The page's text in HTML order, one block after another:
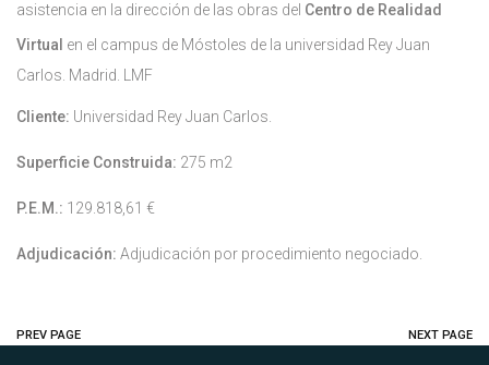
asistencia en la dirección de las obras del Centro de Realidad
Virtual en el campus de Móstoles de la universidad Rey Juan
Carlos. Madrid. LMF
Cliente: Universidad Rey Juan Carlos.
Superficie Construida: 275 m2
P.E.M.: 129.818,61 €
Adjudicación: Adjudicación por procedimiento negociado.
PREV PAGE NEXT PAGE